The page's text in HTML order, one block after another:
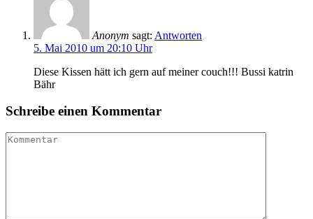
Anonym sagt: Antworten
5. Mai 2010 um 20:10 Uhr
Diese Kissen hätt ich gern auf meiner couch!!! Bussi katrin
Bähr
Schreibe einen Kommentar